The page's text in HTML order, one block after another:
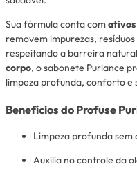
Sua fórmula conta com
removem impurezas,
respeitando a barreira
corpo, o sabonete Puriance
limpeza profunda, conforto e
Benefícios do Profuse
Limpeza profunda sem
Auxilia no controle da